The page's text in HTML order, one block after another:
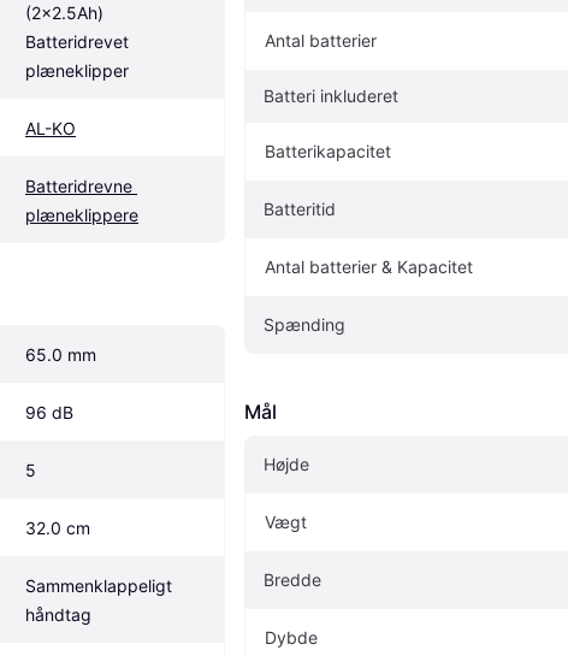
(2x2.5Ah)
Batteridrevet
plæneklipper
AL-KO
Batteridrevne
plæneklippere
65.0 mm
96 dB
5
32.0 cm
Sammenklappeligt
håndtag
Antal batterier
Batteri inkluderet
Batterikapacitet
Batteritid
Antal batterier & Kapacitet
Spænding
Mål
Højde
Vægt
Bredde
Dybde